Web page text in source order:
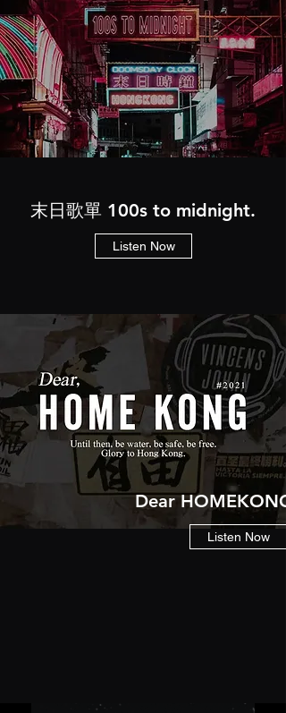
末日歌單 100s to midnight.
Listen Now
Dear
Listen Now